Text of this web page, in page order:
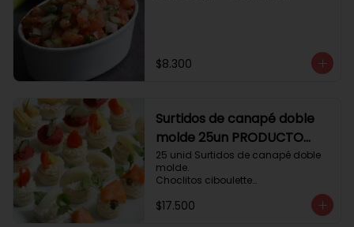
$8.300
Surtidos de canapé doble
molde 25un PRODUCTO
DELICADO .
25 unid Surtidos de canapé doble
molde.
Choclitos ciboulette
Tomate aji verde.
$17.500